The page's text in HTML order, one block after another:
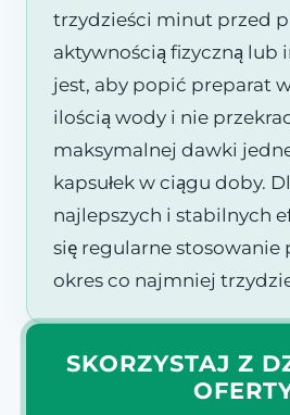
trzydzieści minut przed
aktywnością fizyczną lub
jest, aby popić preparat
ilością wody i nie
maksymalnej dawki
kapsułek w ciągu doby.
najlepszych i stabilnych
się regularne
okres co najmniej
SKORZYSTAJ Z